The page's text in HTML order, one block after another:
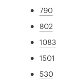
790
802
1083
1501
530